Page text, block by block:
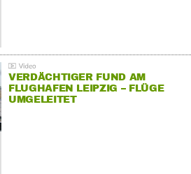
VERDÄCHTIGER FUND AM
FLUGHAFEN LEIPZIG – FLÜGE
UMGELEITET